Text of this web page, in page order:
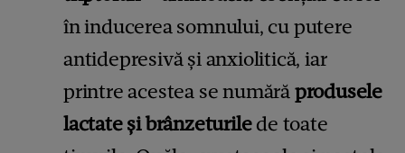
în inducerea somnului, cu putere
antidepresivă și anxiolitică, iar
printre acestea se numărăprodusele
lactate și brânzeturilede toate